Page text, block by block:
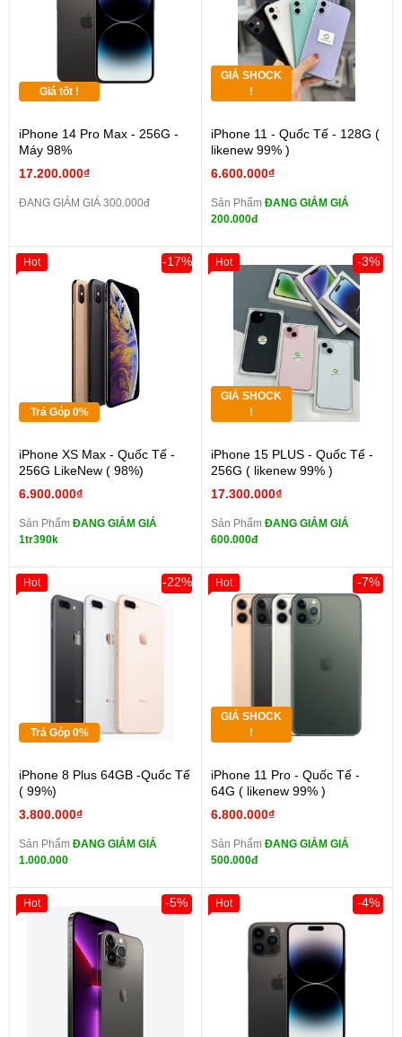
Giá tốt !
iPhone 14 Pro Max - 256G -
Máy 98%
17.200.000₫
ĐANG GIẢM GIÁ 300.000đ
GIÁ SHOCK
!
iPhone 11 - Quốc Tế - 128G (
likenew 99% )
6.600.000₫
Sản Phẩm ĐANG GIẢM GIÁ
200.000đ
Trả Góp 0%
iPhone XS Max - Quốc Tế -
256G LikeNew ( 98%)
6.900.000₫
-17%
Sản Phẩm ĐANG GIẢM GIÁ
1tr390k
Hot
GIÁ SHOCK
!
iPhone 15 PLUS - Quốc Tế -
256G ( likenew 99% )
17.300.000₫
-3%
Sản Phẩm ĐANG GIẢM GIÁ
600.000đ
Hot
Trả Góp 0%
iPhone 8 Plus 64GB -Quốc Tế
( 99%)
3.800.000₫
-22%
Sản Phẩm ĐANG GIẢM GIÁ
1.000.000
Hot
GIÁ SHOCK
!
iPhone 11 Pro - Quốc Tế -
64G ( likenew 99% )
6.800.000₫
-7%
Sản Phẩm ĐANG GIẢM GIÁ
500.000đ
Hot
-5%
Hot -4%
Hot